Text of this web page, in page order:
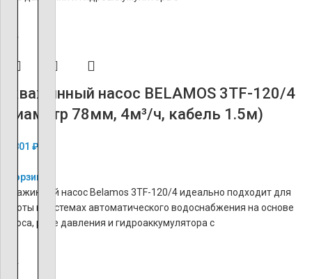
ХИТ
Скважинный насос BELAMOS 3TF-120/4
(диаметр 78мм, 4м³/ч, кабель 1.5м)
18 801 ₽
В корзину
Скважинный насос Belamos 3TF-120/4 идеально подходит для
работы в системах автоматического водоснабжения на основе
насоса, реле давления и гидроаккумулятора с
ХИТ